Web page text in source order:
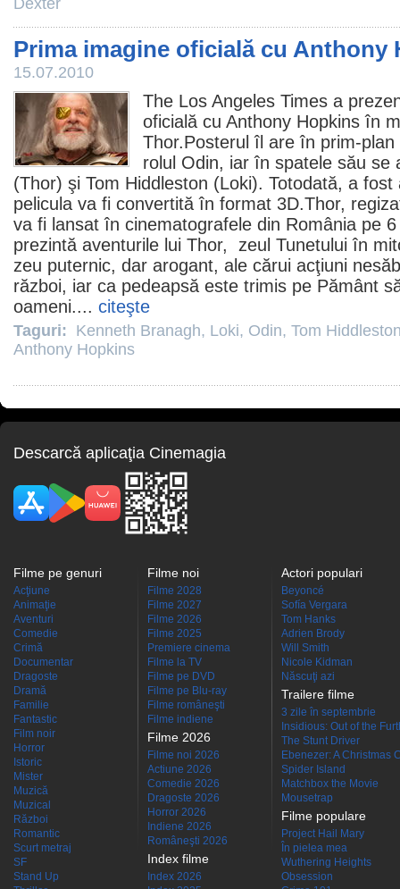
Dexter
Prima imagine oficială cu Anthony
15.07.2010
The Los Angeles Times a
oficială cu Anthony Hopkins în
Thor.Posterul îl are în prim-
rolul Odin, iar în spatele său se
(Thor) şi Tom Hiddleston (Loki). Totodată, a
pelicula va fi convertită în format 3D.Thor,
va fi lansat în cinematografele din România pe
prezintă aventurile lui Thor, zeul Tunetului în
zeu puternic, dar arogant, ale cărui acţiuni
război, iar ca pedeapsă este trimis pe Pământ
oameni.... citeşte
Taguri: Kenneth Branagh, Loki, Odin, Tom
Anthony Hopkins
Descarcă aplicaţia Cinemagia
Filme pe genuri
Acţiune
Animaţie
Aventuri
Comedie
Crimă
Documentar
Dragoste
Dramă
Familie
Fantastic
Film noir
Horror
Istoric
Mister
Muzică
Muzical
Război
Romantic
Scurt metraj
SF
Stand Up
Filme noi
Filme 2028
Filme 2027
Filme 2026
Filme 2025
Premiere cinema
Filme la TV
Filme pe DVD
Filme pe Blu-ray
Filme româneşti
Filme indiene
Filme 2026
Filme noi 2026
Actiune 2026
Comedie 2026
Dragoste 2026
Horror 2026
Indiene 2026
Româneşti 2026
Index filme
Index 2026
Actori populari
Beyoncé
Sofía Vergara
Tom Hanks
Adrien Brody
Will Smith
Nicole Kidman
Născuţi azi
Trailere filme
3 zile în septembrie
Insidious: Out of the
The Stunt Driver
Ebenezer: A Christmas
Spider Island
Matchbox the Movie
Mousetrap
Filme populare
Project Hail Mary
În pielea mea
Wuthering Heights
Obsession